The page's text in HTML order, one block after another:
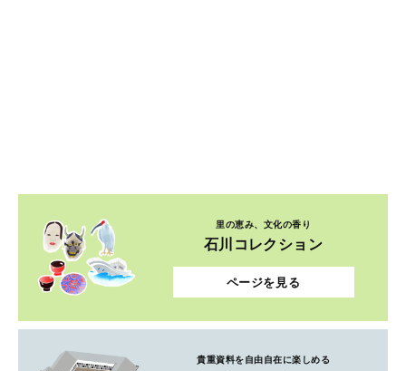
里の恵み、文化の香り
石川コレクション
ページを見る
貴重資料を自由自在に楽しめる